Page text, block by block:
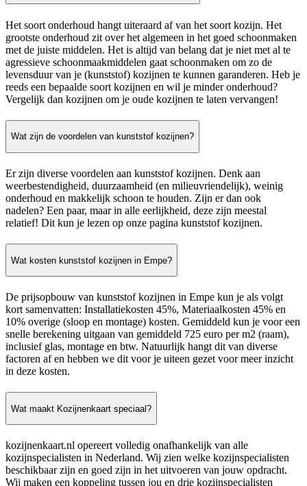
Het soort onderhoud hangt uiteraard af van het soort kozijn. Het
grootste onderhoud zit over het algemeen in het goed schoonmaken
met de juiste middelen. Het is altijd van belang dat je niet met al te
agressieve schoonmaakmiddelen gaat schoonmaken om zo de
levensduur van je (kunststof) kozijnen te kunnen garanderen. Heb je
reeds een bepaalde soort kozijnen en wil je minder onderhoud?
Vergelijk dan kozijnen om je oude kozijnen te laten vervangen!
Wat zijn de voordelen van kunststof kozijnen?
Er zijn diverse voordelen aan kunststof kozijnen. Denk aan
weerbestendigheid, duurzaamheid (en milieuvriendelijk), weinig
onderhoud en makkelijk schoon te houden. Zijn er dan ook
nadelen? Een paar, maar in alle eerlijkheid, deze zijn meestal
relatief! Dit kun je lezen op onze pagina kunststof kozijnen.
Wat kosten kunststof kozijnen in Empe?
De prijsopbouw van kunststof kozijnen in Empe kun je als volgt
kort samenvatten: Installatiekosten 45%, Materiaalkosten 45% en
10% overige (sloop en montage) kosten. Gemiddeld kun je voor een
snelle berekening uitgaan van gemiddeld 725 euro per m2 (raam),
inclusief glas, montage en btw. Natuurlijk hangt dit van diverse
factoren af en hebben we dit voor je uiteen gezet voor meer inzicht
in deze kosten.
Wat maakt Kozijnenkaart speciaal?
kozijnenkaart.nl opereert volledig onafhankelijk van alle
kozijnspecialisten in Nederland. Wij zien welke kozijnspecialisten
beschikbaar zijn en goed zijn in het uitvoeren van jouw opdracht.
Wij maken een koppeling tussen jou en drie kozijnspecialisten